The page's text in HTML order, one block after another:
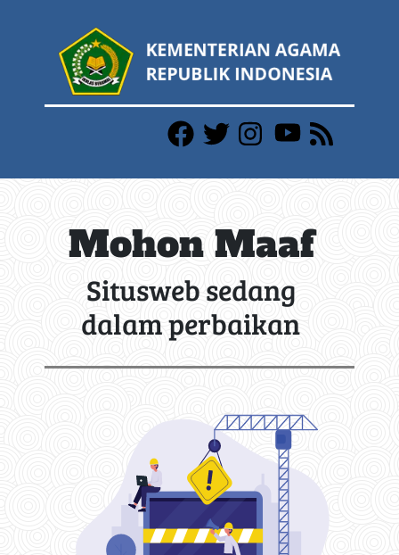
Mohon Maaf
Situsweb sedang
dalam perbaikan